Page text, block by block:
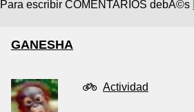
Para escribir COMENTARIOS debÃ©s
GANESHA
Actividad